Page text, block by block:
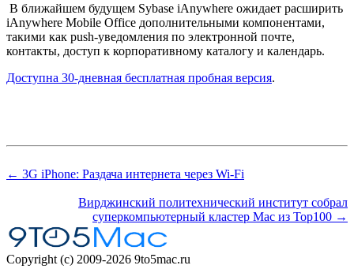
В ближайшем будущем Sybase iAnywhere ожидает расширить
iAnywhere Mobile Office дополнительными компонентами,
такими как push-уведомления по электронной почте,
контакты, доступ к корпоративному каталогу и календарь.
Доступна 30-дневная бесплатная пробная версия.
← 3G iPhone: Раздача интернета через Wi-Fi
Вирджинский политехнический институт собрал
суперкомпьютерный кластер Mac из Top100 →
Copyright (c) 2009-2026 9to5mac.ru